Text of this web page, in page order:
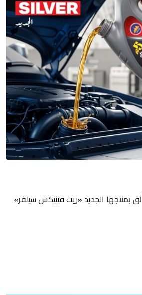
بمنتجها الجديد «زيت فينيكس سيلفر»